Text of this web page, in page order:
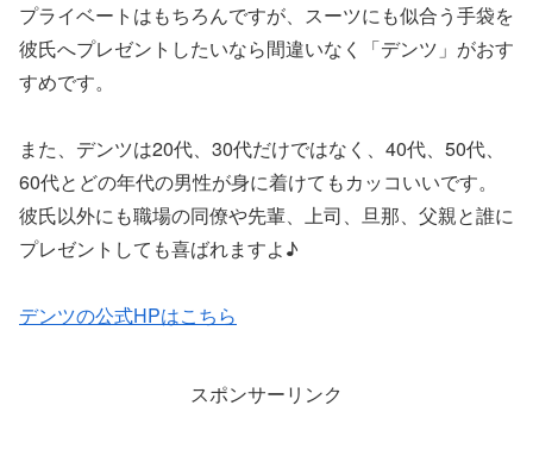
プライベートはもちろんですが、スーツにも似合う手袋を
彼氏へプレゼントしたいなら間違いなく「デンツ」がおす
すめです。
また、デンツは20代、30代だけではなく、40代、50代、
60代とどの年代の男性が身に着けてもカッコいいです。
彼氏以外にも職場の同僚や先輩、上司、旦那、父親と誰に
プレゼントしても喜ばれますよ♪
デンツの公式HPはこちら
スポンサーリンク